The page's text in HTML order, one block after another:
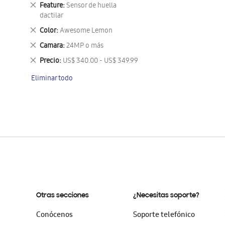
artículo
Feature Sensor de huella
dactilar
Eliminar
este
artículo
Color Awesome Lemon
Eliminar
este
artículo
Camara 24MP o más
Eliminar
este
artículo
Precio US$ 340.00 - US$ 349.99
Eliminar
artículo
Eliminar todo
Otras secciones
Conócenos
¿Necesitas soporte?
Soporte telefónico